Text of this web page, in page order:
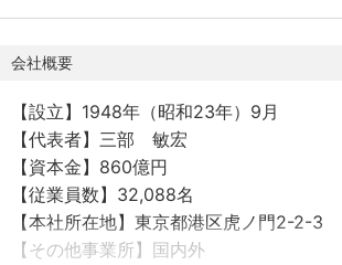
・各種保険（雇用保険、労災保険、健康
・キャリア形成の支援
・能力開発の支援
・居住・通勤の支援
・出産・育児との両立支援
・介護との両立支援
・健康・リフレッシュの支援
会社概要
【設立】1948年（昭和23年）9月
【代表者】三部 敏宏
【資本金】860億円
【従業員数】32,088名
【本社所在地】東京都港区虎ノ門2-2-3
【その他事業所】国内外